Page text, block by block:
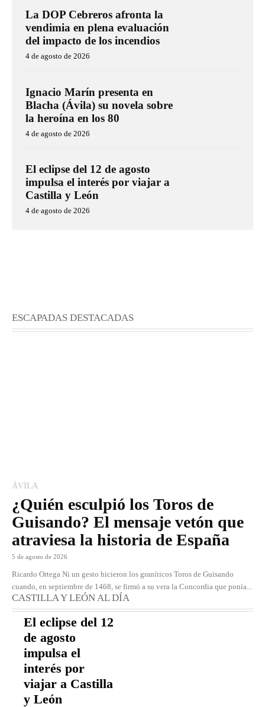
La DOP Cebreros afronta la
vendimia en plena evaluación
del impacto de los incendios
4 de agosto de 2026
Ignacio Marín presenta en
Blacha (Ávila) su novela sobre
la heroína en los 80
4 de agosto de 2026
El eclipse del 12 de agosto
impulsa el interés por viajar a
Castilla y León
4 de agosto de 2026
ESCAPADAS DESTACADAS
ÁVILA
¿Quién esculpió los Toros de
Guisando? El mensaje vetón que
atraviesa la historia de España
5 de agosto de 2026
Ricardo Ortega Ni un gesto hicieron los graníticos Toros de Guisando
cuando, en septiembre de 1468, se firmó a su vera la Concordia que ponía...
CASTILLA Y LEÓN AL DÍA
El eclipse del 12
de agosto
impulsa el
interés por
viajar a Castilla
y León